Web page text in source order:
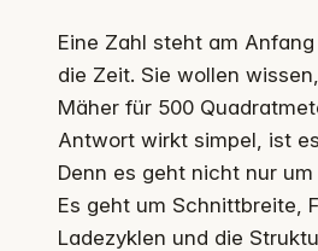
Eine Zahl steht am
die Zeit. Sie wollen
Mäher für 500
Antwort wirkt simpel, ist
Denn es geht nicht nur
Es geht um Schnittbreite,
Ladezyklen und die